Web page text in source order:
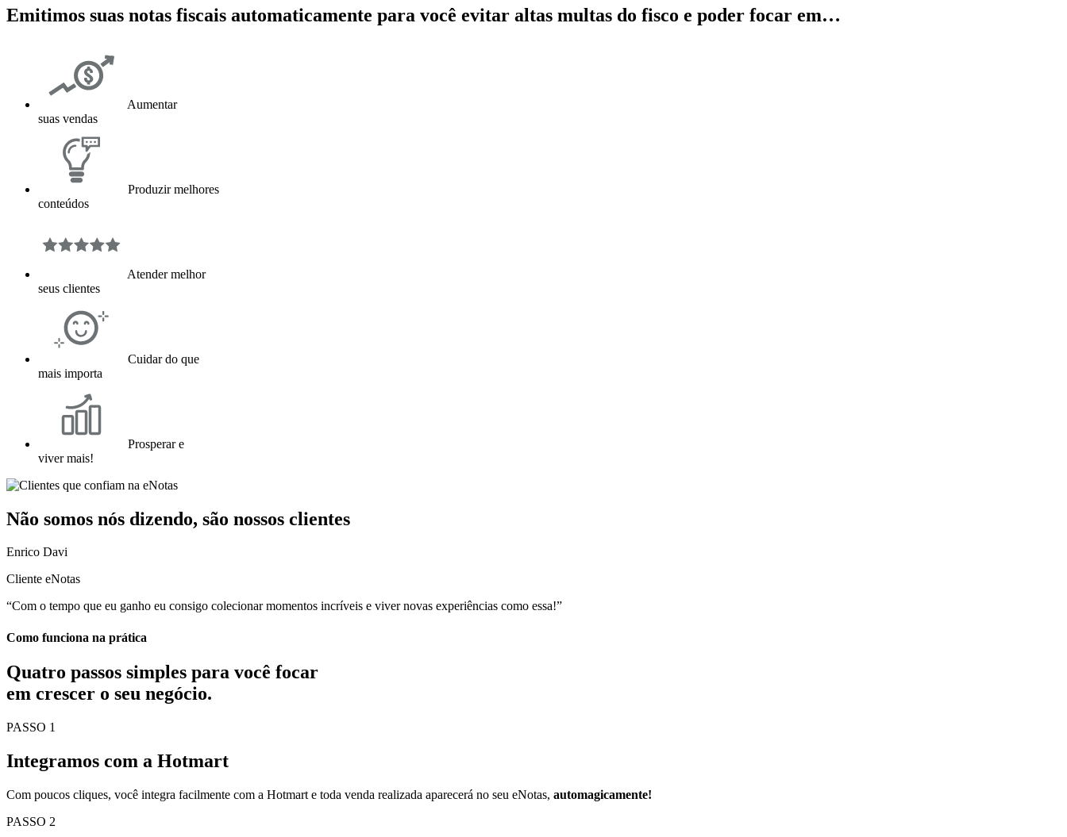
Emitimos suas notas fiscais automaticamente para você evitar altas multas do fisco e poder focar em…
Aumentar
suas vendas
Produzir melhores
conteúdos
Atender melhor
seus clientes
Cuidar do que
mais importa
Prosperar e
viver mais!
Não somos nós dizendo, são nossos clientes
Enrico Davi
Cliente eNotas
“Com o tempo que eu ganho eu consigo colecionar momentos incríveis e viver novas experiências como essa!”
Como funciona na prática
Quatro passos simples para você focar
em crescer o seu negócio.
PASSO 1
Integramos com a Hotmart
Com poucos cliques, você integra facilmente com a Hotmart e toda venda realizada aparecerá no seu eNotas, automagicamente!
PASSO 2